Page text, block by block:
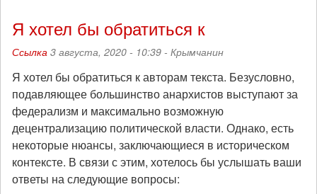
Я хотел бы обратиться к
Ссылка 3 августа, 2020 - 10:39 - Крымчанин
Я хотел бы обратиться к авторам текста. Безусловно,
подавляющее большинство анархистов выступают за
федерализм и максимально возможную
децентрализацию политической власти. Однако, есть
некоторые нюансы, заключающиеся в историческом
контексте. В связи с этим, хотелось бы услышать ваши
ответы на следующие вопросы: